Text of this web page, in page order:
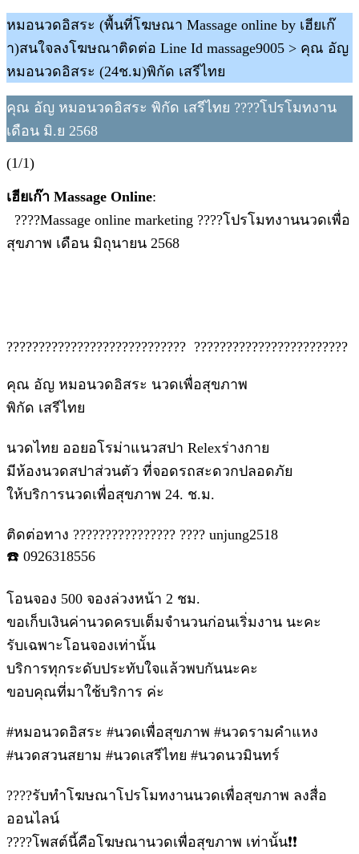
หมอนวดอิสระ (พื้นที่โฆษณา Massage online by เฮียเก๊
า)สนใจลงโฆษณาติดต่อ Line Id massage9005 > คุณ อัญ
หมอนวดอิสระ (24ช.ม)พิกัด เสรีไทย
คุณ อัญ หมอนวดอิสระ พิกัด เสรีไทย ????โปรโมทงาน
เดือน มิ.ย 2568
(1/1)
เฮียเก๊า Massage Online:
????Massage online marketing ????โปรโมทงานนวดเพื่อ
สุขภาพ เดือน มิถุนายน 2568
???????????????????????????? ​ ????????????????????????
คุณ อัญ หมอนวดอิสระ นวดเพื่อสุขภาพ
พิกัด เสรีไทย
นวดไทย ออยอโรม่าแนวสปา Relexร่างกาย
มีห้องนวดสปาส่วนตัว ที่จอดรถสะดวกปลอดภัย
ให้บริการนวดเพื่อสุขภาพ 24. ช.ม.
ติดต่อทาง ???????????????? ???? unjung2518
☎️ 0926318556
โอนจอง 500 จองล่วงหน้า 2 ชม.
ขอเก็บเงินค่านวดครบเต็มจำนวนก่อนเริ่มงาน นะคะ
รับเฉพาะโอนจองเท่านั้น​
บริการทุกระดับประทับใจแล้วพบกันนะคะ
ขอบคุณที่มาใช้บริการ ค่ะ
#หมอนวดอิสระ #นวดเพื่อสุขภาพ #นวดรามคำแหง
#นวดสวนสยาม #นวดเสรีไทย #นวดนวมินทร์
????รับทำโฆษณาโปรโมทงานนวดเพื่อสุขภาพ ลงสื่อ
ออนไลน์
????โพสต์นี้คือโฆษณานวดเพื่อสุขภาพ เท่านั้น❗❗